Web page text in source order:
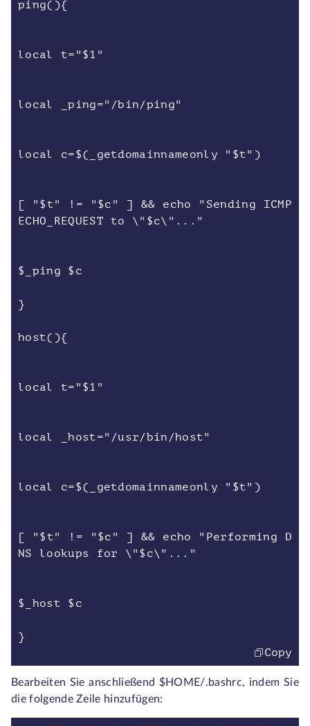
ping(){
local t="$1"
local _ping="/bin/ping"
local c=$(_getdomainnameonly "$t")
[ "$t" != "$c" ] && echo "Sending ICMP
ECHO_REQUEST to \"$c\"..."
$_ping $c
}
host(){
local t="$1"
local _host="/usr/bin/host"
local c=$(_getdomainnameonly "$t")
[ "$t" != "$c" ] && echo "Performing D
NS lookups for \"$c\"..."
$_host $c
}
Copy
Bearbeiten Sie anschließend $HOME/.bashrc, indem Sie
die folgende Zeile hinzufügen: